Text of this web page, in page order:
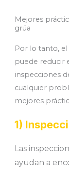
Mejores
grúa
Por lo tanto,
puede reducir
inspecciones
cualquier
mejores
1)
Las
ayudan a